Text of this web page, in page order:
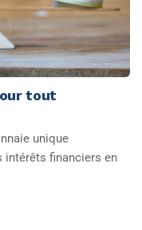
tout
unique
intérêts financiers en